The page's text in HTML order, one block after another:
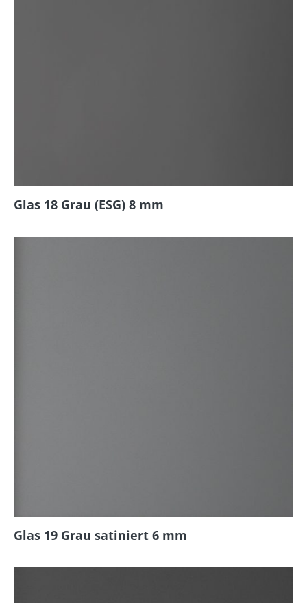
Glas 18 Grau (ESG) 8 mm
Glas 19 Grau satiniert 6 mm